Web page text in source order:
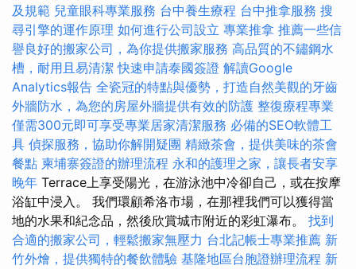
及規範 兒童眼科專業服務 台中養生療程 台中推拿服務 搜
尋引擎的運作原理 如何進行公司設立 專業推拿 推薦一些信
譽良好的搬家公司，為你提供搬家服務 高品質的不鏽鋼水
槽，耐用且易清潔 快速申請泰國簽證 解讀Google
Analytics報告 全瓷冠的特點與優勢，打造自然美觀的牙齒
外牆防水，為您的房屋外牆提供有效的防護 整復療程專業
僅需300元即可享受專業居家清潔服務 必備的SEO軟體工
具 偵探服務，協助你解開疑團 精緻茶會，提供美味的茶會
餐點 柬埔寨簽證的辦理流程 永和的護理之家，讓長者安享
晚年 Terrace上享受陽光，在游泳池中冷卻自己，或在按摩
浴缸中浸入。 我們環顧希洛市場，在那裡我們可以獲得當
地的水果和紀念品，然後欣賞城市附近的彩虹瀑布。 找到
合適的搬家公司，輕鬆搬家無壓力 台北記帳士專業推薦 新
竹外燴，提供獨特的餐飲體驗 基隆地區台胞證辦理流程 新